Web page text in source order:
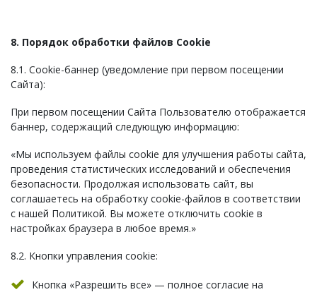
8. Порядок обработки файлов Cookie
8.1. Cookie-баннер (уведомление при первом посещении
Сайта):
При первом посещении Сайта Пользователю отображается
баннер, содержащий следующую информацию:
«Мы используем файлы cookie для улучшения работы сайта,
проведения статистических исследований и обеспечения
безопасности. Продолжая использовать сайт, вы
соглашаетесь на обработку cookie-файлов в соответствии
с нашей Политикой. Вы можете отключить cookie в
настройках браузера в любое время.»
8.2. Кнопки управления cookie:
Кнопка «Разрешить все» — полное согласие на